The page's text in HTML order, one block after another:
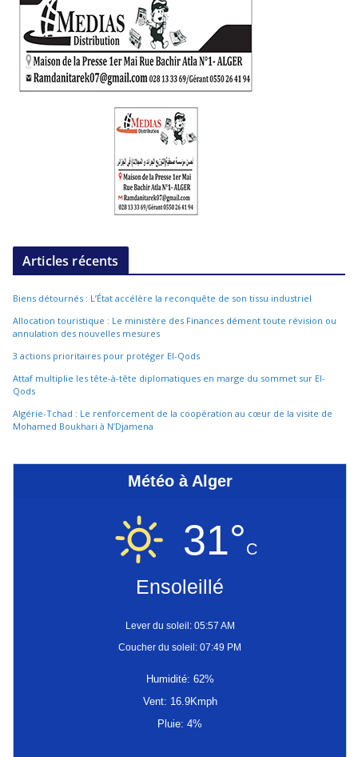
Articles récents
Biens détournés : L’État accélère la reconquête de son tissu industriel
Allocation touristique : Le ministère des Finances dément toute révision ou
annulation des nouvelles mesures
3 actions prioritaires pour protéger El-Qods
Attaf multiplie les tête-à-tête diplomatiques en marge du sommet sur El-
Qods
Algérie-Tchad : Le renforcement de la coopération au cœur de la visite de
Mohamed Boukhari à N’Djamena
Météo à Alger
31°C
Ensoleillé
Lever du soleil: 05:57 AM
Coucher du soleil: 07:49 PM
Humidité: 62%
Vent: 16.9Kmph
Pluie: 4%